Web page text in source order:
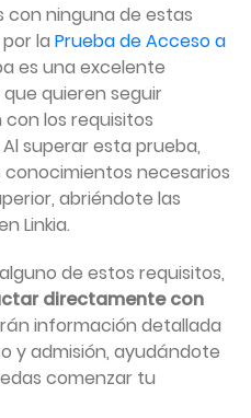
con ninguna de estas
la Prueba de Acceso a
es una excelente
quieren seguir
los requisitos
superar esta prueba,
necesarios
abriéndote las
Linkia.
de estos requisitos,
directamente con
información detallada
y admisión, ayudándote
comenzar tu